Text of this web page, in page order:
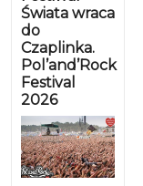
Świata wraca
do
Czaplinka.
Pol’and’Rock
Festival
2026